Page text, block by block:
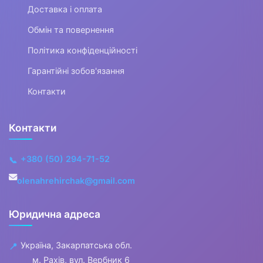
▼
Харчування та годування
Соски для пляшечок
Пляшечки
Дитячий посуд
Доставка і оплата
Обмін та повернення
Політика конфіденційності
Гарантійні зобов'язання
Контакти
Контакти
📞 +380 (50) 294-71-52
olenahrehirchak@gmail.com
Юридична адреса
📍 Україна, Закарпатська обл.
м. Рахів, вул. Вербник 6